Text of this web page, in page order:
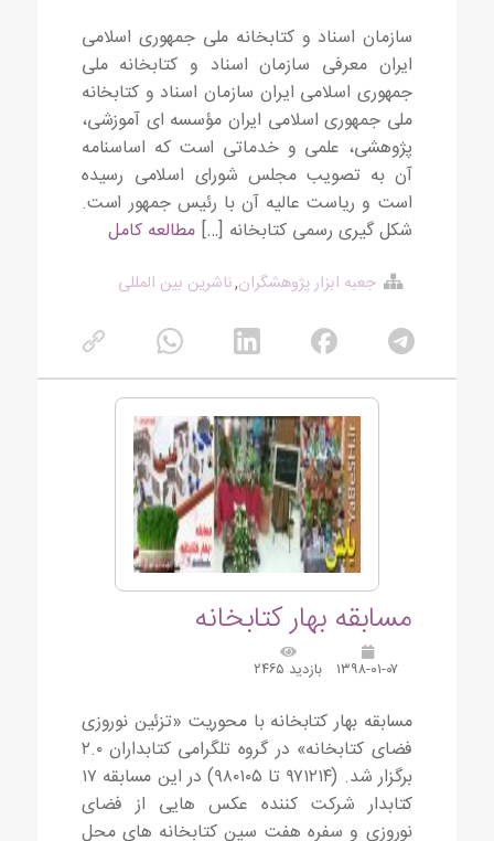
سازمان اسناد و کتابخانه ملی جمهوری اسلامی
ایران معرفی سازمان اسناد و کتابخانه ملی
جمهوری اسلامی ایران سازمان‌ اسناد و کتابخانه‌
ملی‌ جمهوری‌ اسلامی‌ ایران‌ مؤسسه ای‌ آموزشی‌،
پژوهشی‌، علمی‌ و خدماتی‌ است‌ که‌ اساسنامه‌
آن‌ به‌ تصویب‌ مجلس‌ شورای‌ اسلامی‌ رسیده‌
است‌ و ریاست‌ عالیه‌ آن‌ با رئیس‌ جمهور است.
شکل ‌گیری‌ رسمی‌ کتابخانه‌ […]مطالعه کامل
جعبه ابزار پژوهشگران,ناشرین بین المللی
مسابقه بهار کتابخانه
۱۳۹۸-۰۱-۰۷ بازدید ۲۴۶۵
مسابقه بهار کتابخانه با محوریت «تزئین نوروزی
فضای کتابخانه» در گروه تلگرامی کتابداران ۲.۰
برگزار شد. (۹۷۱۲۱۴ تا ۹۸۰۱۰۵) در این مسابقه ۱۷
کتابدار شرکت کننده عکس هایی از فضای
نوروزی و سفره هفت سین کتابخانه های محل